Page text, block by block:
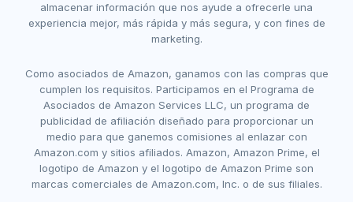
almacenar información que nos ayude a ofrecerle una
experiencia mejor, más rápida y más segura, y con fines de
marketing.
Como asociados de Amazon, ganamos con las compras que
cumplen los requisitos. Participamos en el Programa de
Asociados de Amazon Services LLC, un programa de
publicidad de afiliación diseñado para proporcionar un
medio para que ganemos comisiones al enlazar con
Amazon.com y sitios afiliados. Amazon, Amazon Prime, el
logotipo de Amazon y el logotipo de Amazon Prime son
marcas comerciales de Amazon.com, Inc. o de sus filiales.